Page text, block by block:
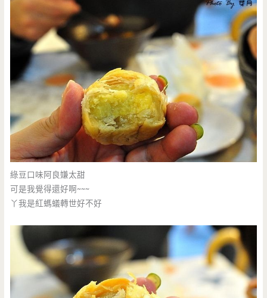
綠豆口味阿良嫌太甜
可是我覺得還好啊~~~
丫我是紅螞蟻轉世好不好